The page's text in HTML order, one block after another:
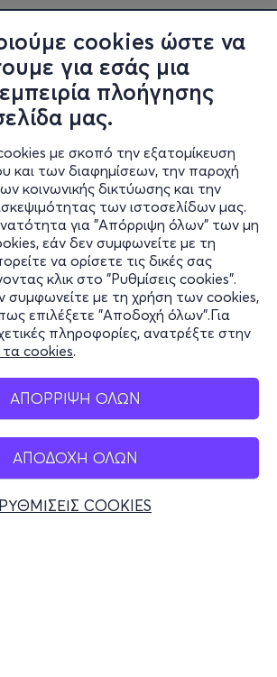
cookies ώστε να
για εσάς μια
πλοήγησης
μας.
με σκοπό την εξατομίκευση
και των διαφημίσεων, την παροχή
κοινωνικής δικτύωσης και την
των ιστοσελίδων μας.
για "Απόρριψη όλων" των μη
εάν δεν συμφωνείτε με τη
να ορίσετε τις δικές σας
κλικ στο "Ρυθμίσεις cookies".
συμφωνείτε με τη χρήση των cookies,
επιλέξετε "Αποδοχή όλων".Για
πληροφορίες, ανατρέξτε στην
τα cookies.
ΑΠΟΡΡΙΨΗ ΟΛΩΝ
ΑΠΟΔΟΧΗ ΟΛΩΝ
ΡΥΘΜΙΣΕΙΣ COOKIES